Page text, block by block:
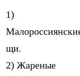
1)
щи.
2) Жареные